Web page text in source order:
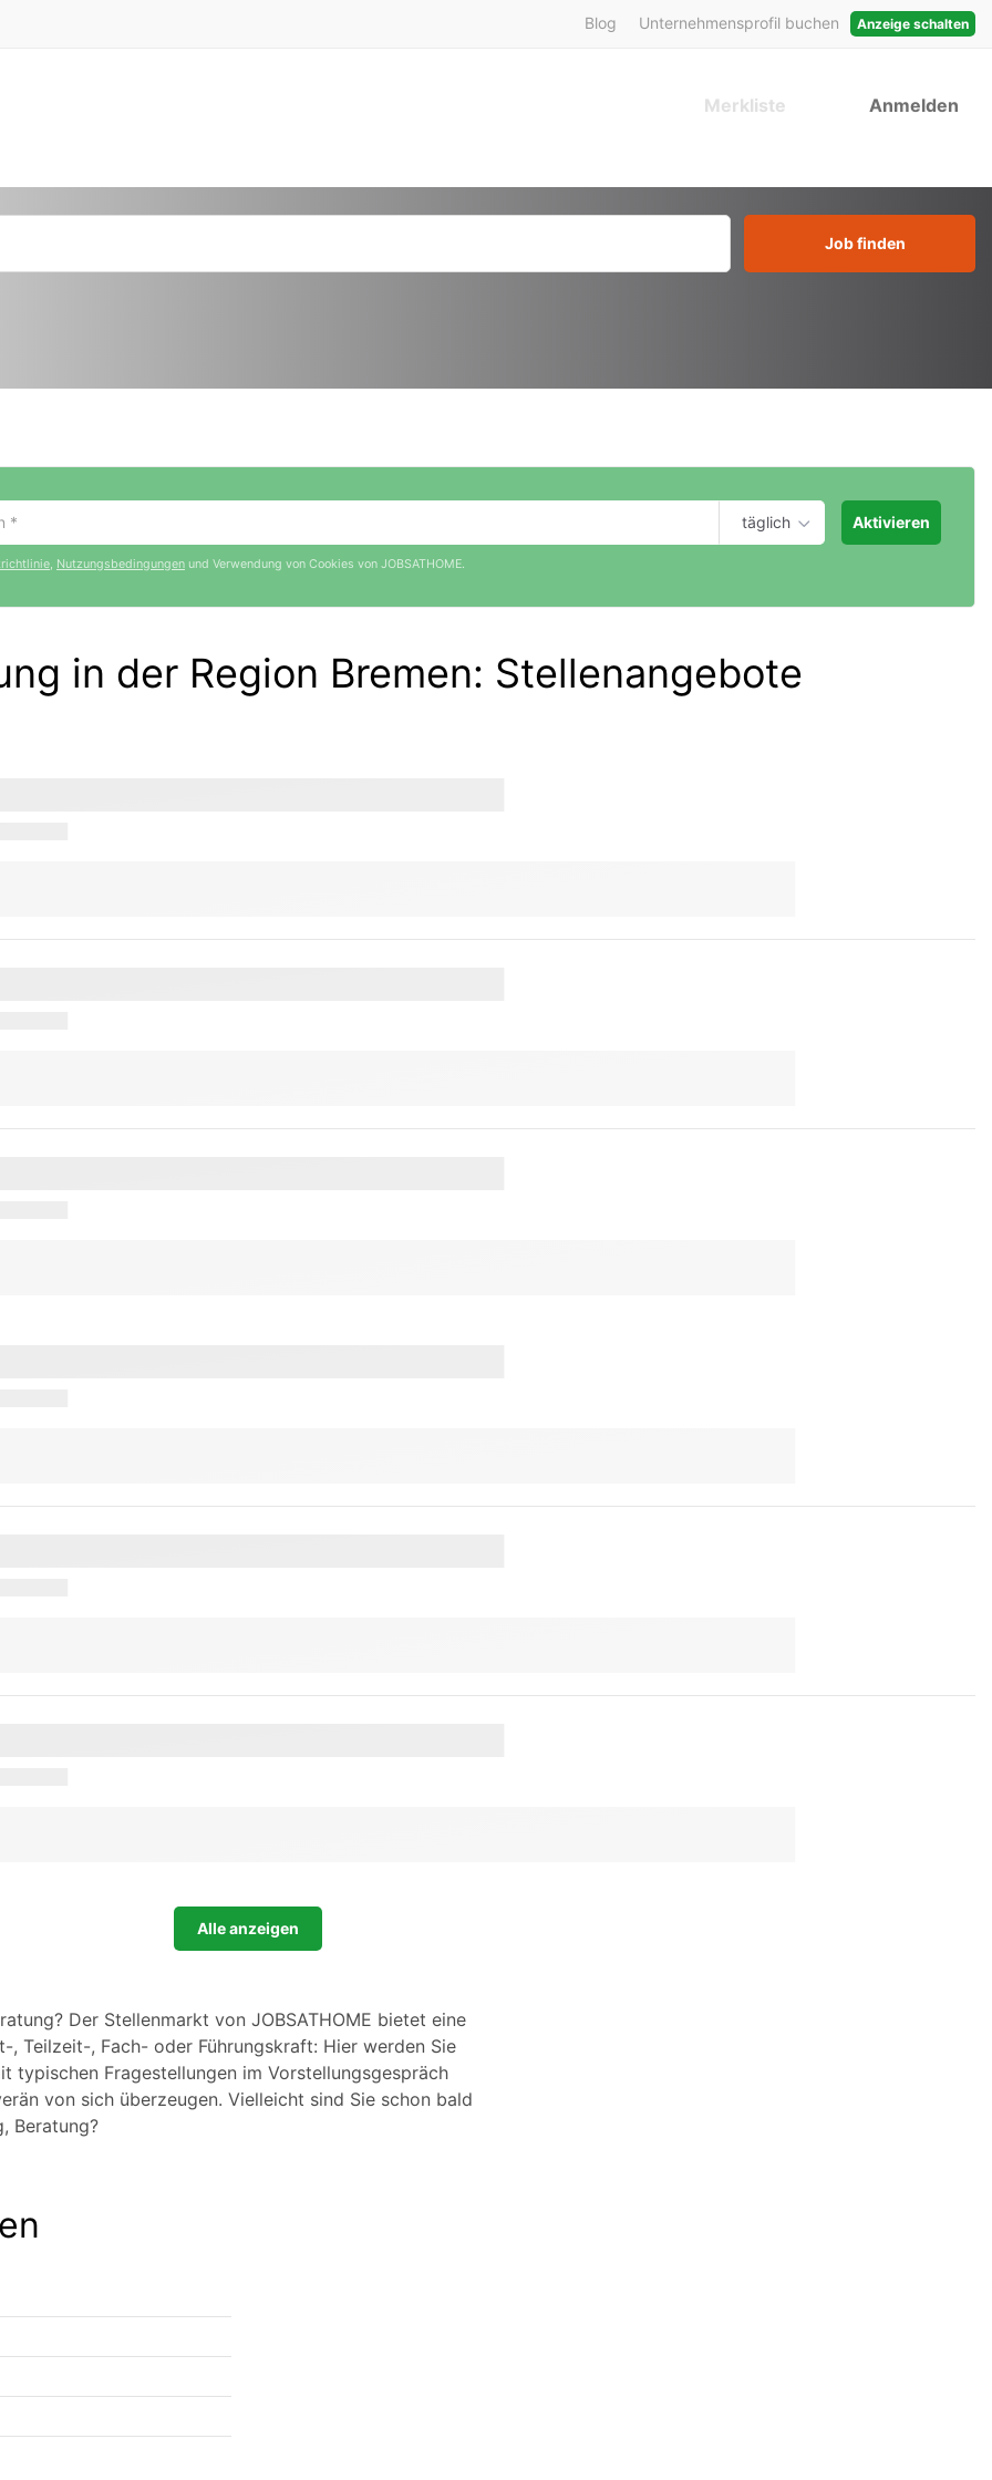
Anzeige schalten
Blog Unternehmensprofil buchen
Anmelden
Merkliste
Job finden
täglich Aktivieren
, Nutzungsbedingungen und Verwendung von Cookies von JOBSATHOME.
in der Region Bremen: Stellenangebote
Alle anzeigen
Der Stellenmarkt von JOBSATHOME bietet eine
Teilzeit-, Fach- oder Führungskraft: Hier werden Sie
typischen Fragestellungen im Vorstellungsgespräch
von sich überzeugen. Vielleicht sind Sie schon bald
Beratung?